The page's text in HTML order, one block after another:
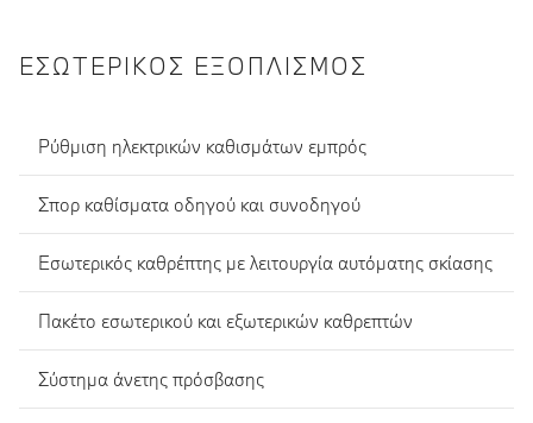
ΕΣΩΤΕΡΙΚΌΣ ΕΞΟΠΛΙΣΜΌΣ
Ρύθμιση ηλεκτρικών καθισμάτων εμπρός
Σπορ καθίσματα οδηγού και συνοδηγού
Εσωτερικός καθρέπτης με λειτουργία αυτόματης σκίασης
Πακέτο εσωτερικού και εξωτερικών καθρεπτών
Σύστημα άνετης πρόσβασης